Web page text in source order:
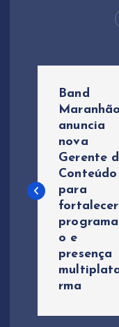
e
ã
Band
Maranhão
anuncia
nova
Gerente
Conteúdo
para
fortalecer
o e
presença
rma